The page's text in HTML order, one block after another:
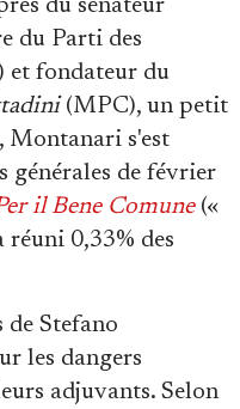
du sénateur
du Parti des
et fondateur du
(MPC), un petit
Montanari s'est
générales de février
il Bene Comune(«
réuni 0,33% des
Stefano
les dangers
adjuvants. Selon